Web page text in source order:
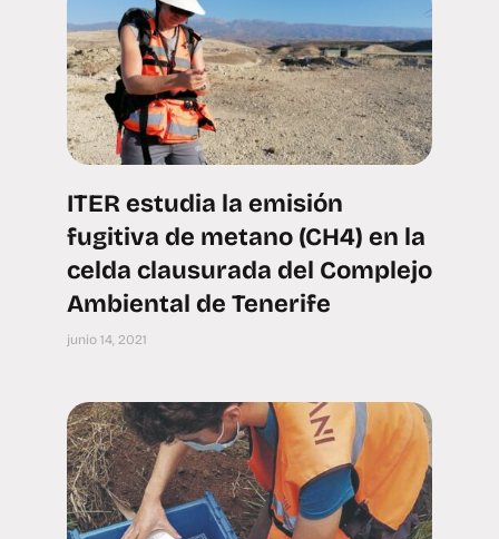
ITER estudia la emisión
fugitiva de metano (CH4) en la
celda clausurada del Complejo
Ambiental de Tenerife
junio 14, 2021